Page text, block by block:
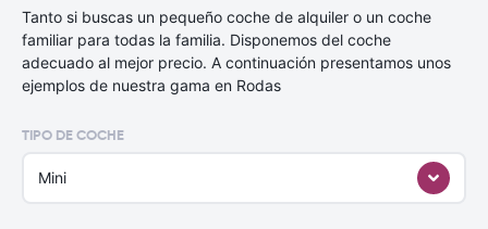
Tanto si buscas un pequeño coche de alquiler o un coche
familiar para todas la familia. Disponemos del coche
adecuado al mejor precio. A continuación presentamos unos
ejemplos de nuestra gama en Rodas
TIPO DE COCHE
Mini